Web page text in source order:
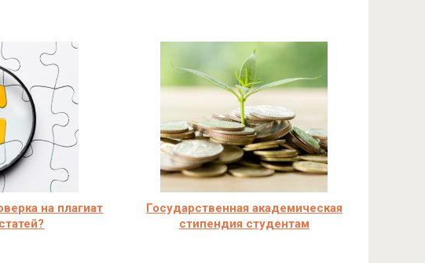
на плагиат
Государственная академическая
стипендия студентам